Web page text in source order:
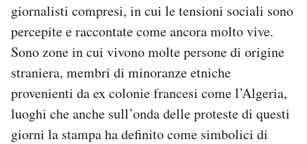
giornalisti compresi, in cui le tensioni sociali sono
percepite e raccontate come ancora molto vive.
Sono zone in cui vivono molte persone di origine
straniera, membri di minoranze etniche
provenienti da ex colonie francesi come l’Algeria,
luoghi che anche sull’onda delle proteste di questi
giorni la stampa ha definito come simbolici di